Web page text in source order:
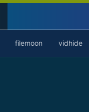
filemoon vidhide